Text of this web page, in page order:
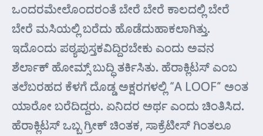
ಒಂದರಮೇಲೊಂದರಂತೆ ಬೇರೆ ಬೇರೆ ಕಾಲದಲ್ಲಿ ಬೇರೆ
ಬೇರೆ ಮಸಿಯಲ್ಲಿ ಬರೆದು ಹೊಡೆದುಹಾಕಲಾಗಿತ್ತು.
ಇದೊಂದು ಪಠ್ಯಪುಸ್ತಕವಿದ್ದಿರಬೇಕು ಎಂದು ಅವನ
ಶೆರ್ಲಾಕ್ ಹೋಮ್ಸ್ ಬುದ್ಧಿ ತರ್ಕಿಸಿತು. ಹೆರಾಕ್ಲಿಟಸ್ ಎಂಬ
ತಲೆಬರಹದ ಕೆಳಗೆ ದೊಡ್ಡ ಅಕ್ಷರಗಳಲ್ಲಿ “A LOOF” ಅಂತ
ಯಾರೋ ಬರೆದಿದ್ದರು. ಏನಿದರ ಅರ್ಥ ಎಂದು ಚಿಂತಿಸಿದ.
ಹೆರಾಕ್ಲಿಟಸ್ ಒಬ್ಬ ಗ್ರೀಕ್ ಚಿಂತಕ, ಸಾಕ್ರೆಟೀಸ್ ಗಿಂತಲೂ